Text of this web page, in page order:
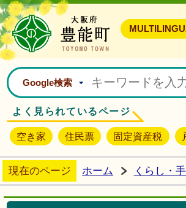
豊
Google検索
よく見られているページ
空き家 住民票 固定資産税
現在のページ ホーム くらし・